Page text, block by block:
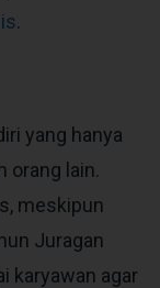
.
yang hanya
orang lain.
meskipun
Juragan
karyawan agar